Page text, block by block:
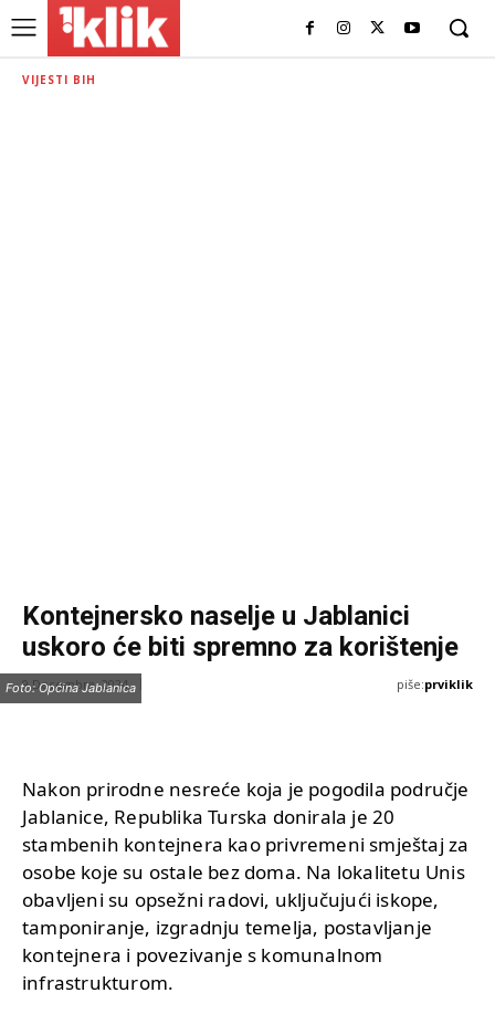
VIJESTI BIH
Kontejnersko naselje u Jablanici
uskoro će biti spremno za korištenje
9 Decembra, 2024 piše:prviklik
Foto: Općina Jablanica
Nakon prirodne nesreće koja je pogodila područje
Jablanice, Republika Turska donirala je 20
stambenih kontejnera kao privremeni smještaj za
osobe koje su ostale bez doma. Na lokalitetu Unis
obavljeni su opsežni radovi, uključujući iskope,
tamponiranje, izgradnju temelja, postavljanje
kontejnera i povezivanje s komunalnom
infrastrukturom.